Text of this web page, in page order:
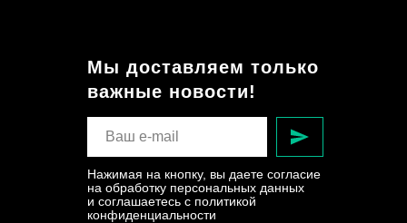
Мы доставляем только
важные новости!
Нажимая на кнопку, вы даете согласие
на обработку персональных данных
и соглашаетесь c политикой
конфиденциальности